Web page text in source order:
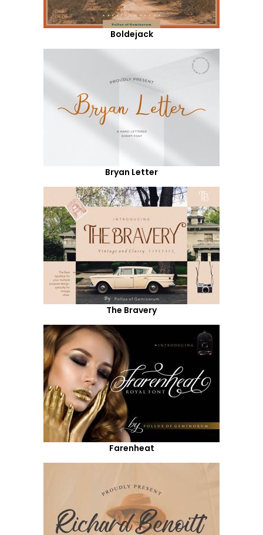
Boldejack
Bryan Letter
The Bravery
Farenheat